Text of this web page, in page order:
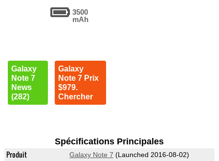
3500
mAh
Galaxy
Note 7
News
(282)
Galaxy
Note 7 Prix
$979.
Chercher
Spécifications Principales
Produit Galaxy Note 7 (Launched 2016-08-02)